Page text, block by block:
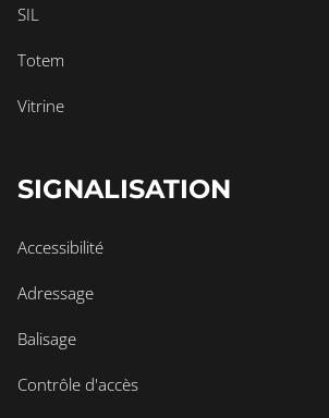
SIL
Totem
Vitrine
SIGNALISATION
Accessibilité
Adressage
Balisage
Contrôle d'accès